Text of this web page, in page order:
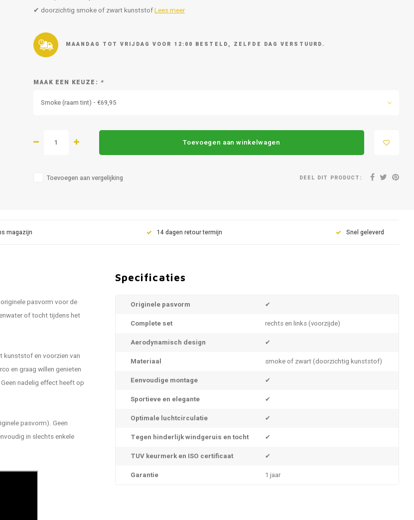
✔ doorzichtig smoke of zwart kunststofLees meer
MAANDAG TOT VRIJDAG VOOR 12:00 BESTELD, ZELFDE DAG VERSTUURD.
MAAK EEN KEUZE: *
Smoke (raam tint) - €69,95
Toevoegen aan winkelwagen
Toevoegen aan vergelijking DEEL DIT PRODUCT:
magazijn 14 dagen retour termijn Snel geleverd
pasvorm voor de
of tocht tijdens het
kunststof en voorzien van
en graag willen genieten
nadelig effect heeft op
pasvorm). Geen
in slechts enkele
Specificaties
Originele pasvorm
✔
Complete set
rechts en links (voorzijde)
Aerodynamisch design
✔
Materiaal
smoke of zwart (doorzichtig kunststof)
Eenvoudige montage
✔
Sportieve en elegante
✔
Optimale luchtcirculatie
✔
Tegen hinderlijk windgeruis en tocht
✔
TUV keurmerk en ISO certificaat
✔
Garantie
1 jaar